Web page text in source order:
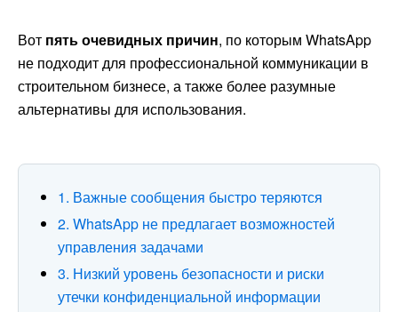
Вот пять очевидных причин, по которым WhatsApp
не подходит для профессиональной коммуникации в
строительном бизнесе, а также более разумные
альтернативы для использования.
1. Важные сообщения быстро теряются
2. WhatsApp не предлагает возможностей
управления задачами
3. Низкий уровень безопасности и риски
утечки конфиденциальной информации